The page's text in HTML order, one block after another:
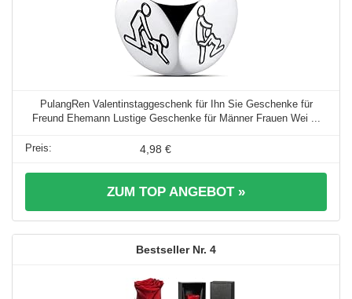
PulangRen Valentinstaggeschenk für Ihn Sie Geschenke für
Freund Ehemann Lustige Geschenke für Männer Frauen Wei ...
4,98 €
ZUM TOP ANGEBOT »
4